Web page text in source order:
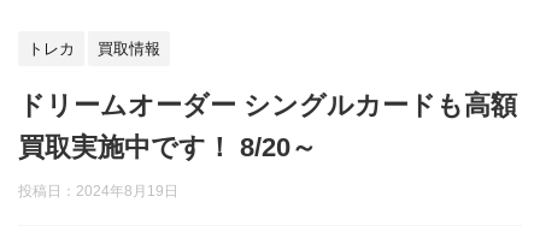
トレカ 買取情報
ドリームオーダー シングルカードも高額
買取実施中です！ 8/20～
投稿日： 2024年8月19日